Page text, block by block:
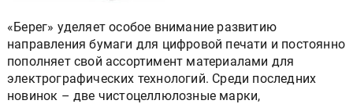
«Берег» уделяет особое внимание развитию
направления бумаги для цифровой печати и постоянно
пополняет свой ассортимент материалами для
электрографических технологий. Среди последних
новинок – две чистоцеллюлозные марки,